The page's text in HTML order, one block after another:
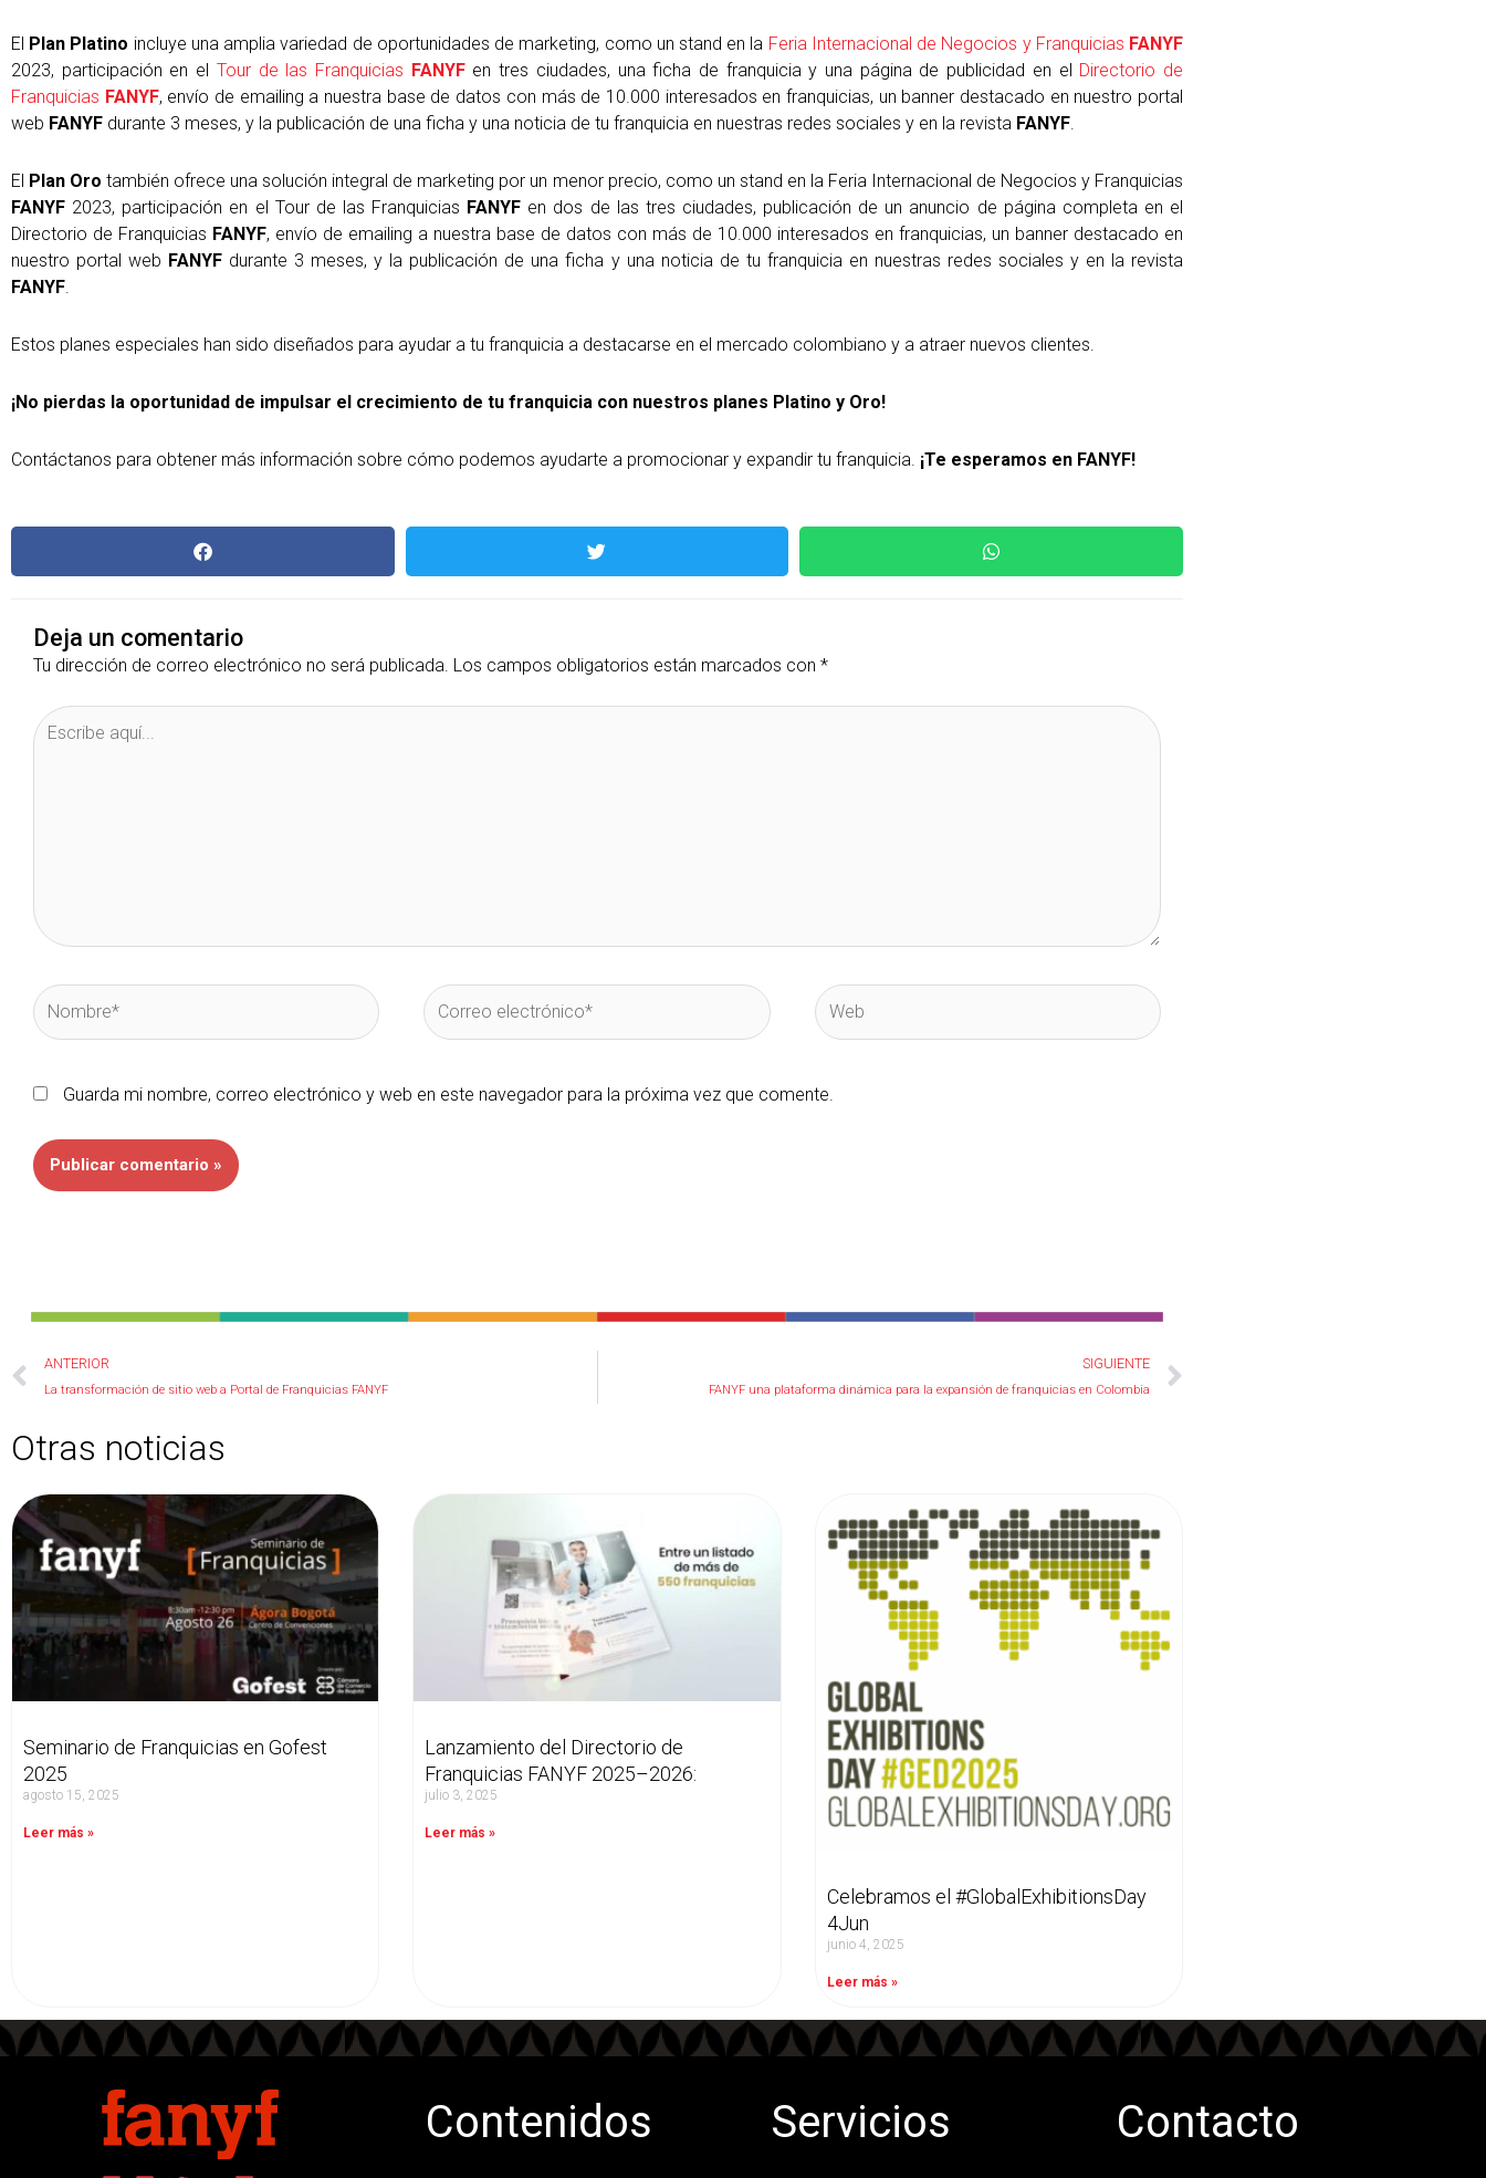
El Plan Platino incluye una amplia variedad de oportunidades de marketing, como un stand en la Feria Internacional de Negocios y Franquicias FANYF
2023, participación en el Tour de las Franquicias FANYFen tres ciudades, una ficha de franquicia y una página de publicidad en el Directorio de
Franquicias FANYF, envío de emailing a nuestra base de datos con más de 10.000 interesados en franquicias, un banner destacado en nuestro portal
web FANYF durante 3 meses, y la publicación de una ficha y una noticia de tu franquicia en nuestras redes sociales y en la revista FANYF.
El Plan Oro también ofrece una solución integral de marketing por un menor precio, como un stand en la Feria Internacional de Negocios y Franquicias
FANYF 2023, participación en el Tour de las Franquicias FANYF en dos de las tres ciudades, publicación de un anuncio de página completa en el
Directorio de Franquicias FANYF, envío de emailing a nuestra base de datos con más de 10.000 interesados en franquicias, un banner destacado en
nuestro portal web FANYF durante 3 meses, y la publicación de una ficha y una noticia de tu franquicia en nuestras redes sociales y en la revista
FANYF.
Estos planes especiales han sido diseñados para ayudar a tu franquicia a destacarse en el mercado colombiano y a atraer nuevos clientes.
¡No pierdas la oportunidad de impulsar el crecimiento de tu franquicia con nuestros planes Platino y Oro!
Contáctanos para obtener más información sobre cómo podemos ayudarte a promocionar y expandir tu franquicia. ¡Te esperamos en FANYF!
Deja un comentario
Tu dirección de correo electrónico no será publicada. Los campos obligatorios están marcados con *
Escribe
aquí...
Nombre*
Correo
electrónico*
Web
Guarda mi nombre, correo electrónico y web en este navegador para la próxima vez que comente.
Ant
ANTERIOR
La transformación de sitio web a Portal de Franquicias FANYF
SIGUIENTE
FANYF una plataforma dinámica para la expansión de franquicias en Colombia
Otras noticias
Seminario de Franquicias en Gofest
2025
agosto 15, 2025
Leer más »
Lanzamiento del Directorio de
Franquicias FANYF 2025–2026:
julio 3, 2025
Leer más »
Celebramos el #GlobalExhibitionsDay
4Jun
junio 4, 2025
Leer más »
Contenidos Servicios Contacto